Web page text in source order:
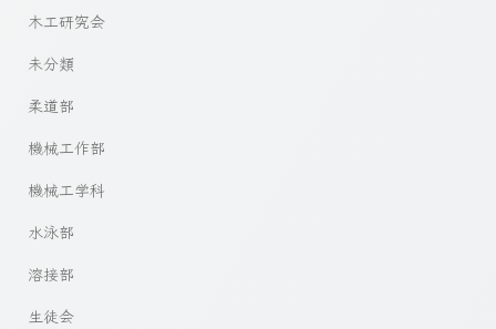
木工研究会
未分類
柔道部
機械工作部
機械工学科
水泳部
溶接部
生徒会